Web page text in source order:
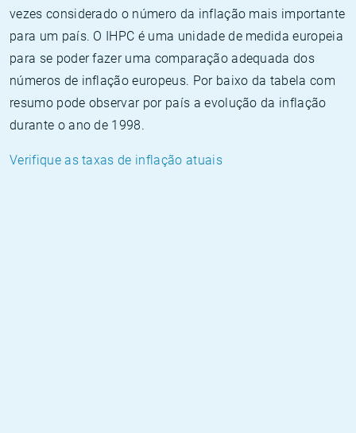
vezes considerado o número da inflação mais importante
para um país. O IHPC é uma unidade de medida europeia
para se poder fazer uma comparação adequada dos
números de inflação europeus. Por baixo da tabela com
resumo pode observar por país a evolução da inflação
durante o ano de 1998.
Verifique as taxas de inflação atuais